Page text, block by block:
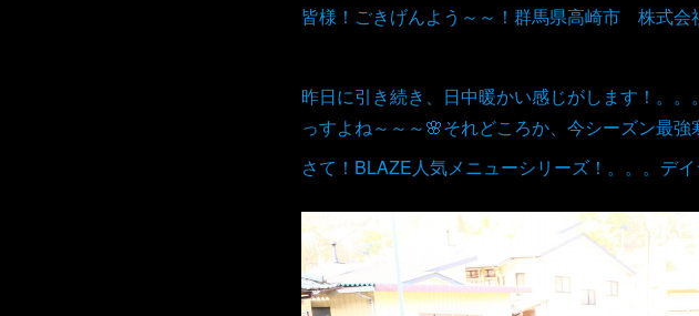
皆様！ごきげんよう～～！群馬県高崎市 株式会
昨日に引き続き、日中暖かい感じがします！。
っすよね～～～🌸それどころか、今シーズン最
さて！BLAZE人気メニューシリーズ！。。。デ